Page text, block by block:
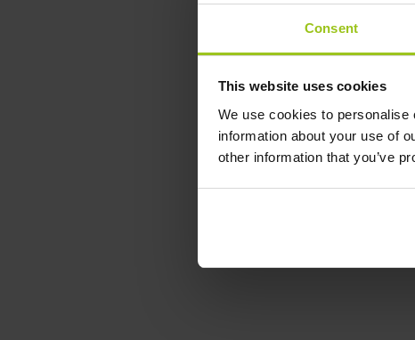
Consent
This website uses cookies
We use cookies to
information about your use of
other information that you’ve